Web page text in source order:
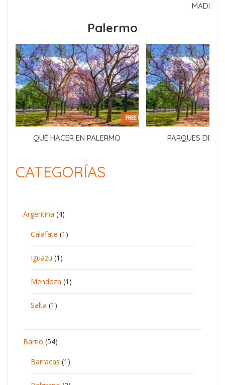
MADERO
Palermo
QUÉ HACER EN PALERMO PARQUES DE
CATEGORÍAS
Argentina (4)
Calafate (1)
Iguazu (1)
Mendoza (1)
Salta (1)
Barrio (54)
Barracas (1)